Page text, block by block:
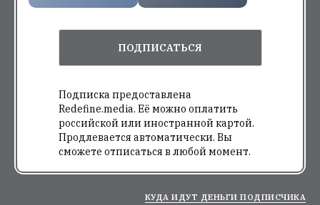
ПОДПИСАТЬСЯ
Подписка предоставлена
Redefine.media. Её можно оплатить
российской или иностранной картой.
Продлевается автоматически. Вы
сможете отписаться в любой момент.
КУДА ИДУТ ДЕНЬГИ ПОДПИСЧИКА